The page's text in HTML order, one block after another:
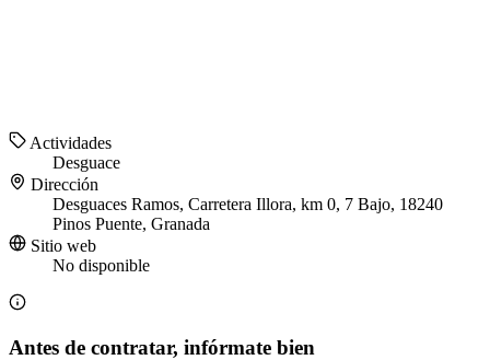
Actividades
Desguace
Dirección
Desguaces Ramos, Carretera Illora, km 0, 7 Bajo, 18240
Pinos Puente, Granada
Sitio web
No disponible
Antes de contratar, infórmate bien